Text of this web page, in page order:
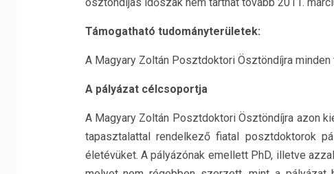
Támogatható tudományterületek:
A Magyary Zoltán Posztdoktori Ösztöndíjra
A pályázat célcsoportja
A Magyary Zoltán Posztdoktori Ösztöndíjra azon
tapasztalattal rendelkező fiatal posztdoktorok
életévüket. A pályázónak emellett PhD, illetve